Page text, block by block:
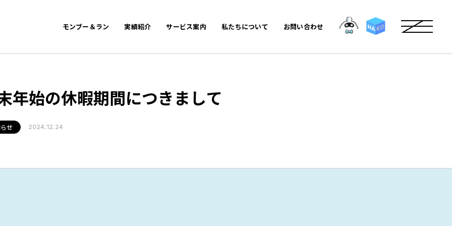
モンブー＆ラン 実績紹介 サービス案内 私たちについて お問い合わせ KO
HA
年始の休暇期間につきまして
せ 2024.12.24